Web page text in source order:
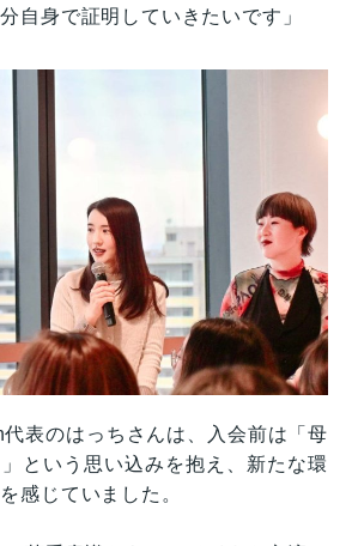
自身で証明していきたいです」
表のはっちさんは、入会前は「母
という思い込みを抱え、新たな環
感じていました。